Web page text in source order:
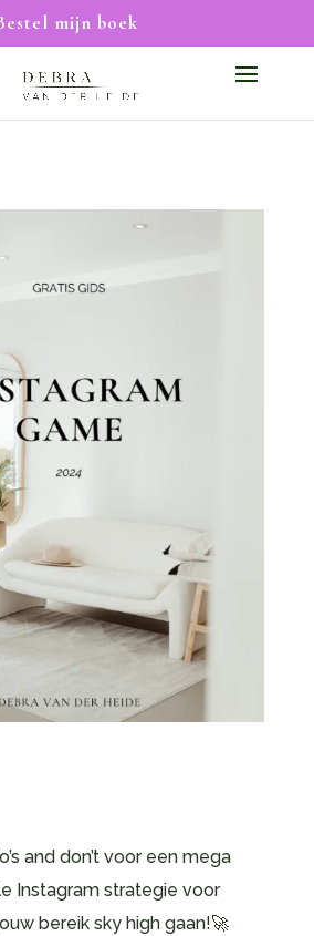
mijn boek
and don’t voor een mega
Instagram strategie voor
bereik sky high gaan!🚀